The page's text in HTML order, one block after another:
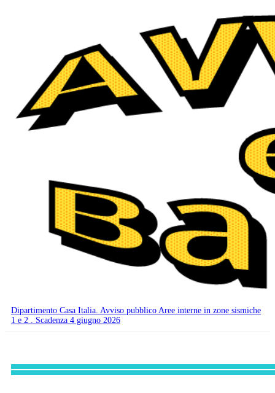
Dipartimento Casa Italia. Avviso pubblico Aree interne in zone sismiche
1 e 2 . Scadenza 4 giugno 2026